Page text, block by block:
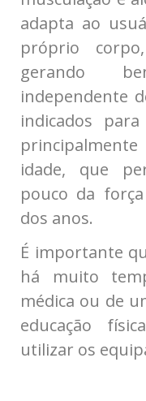
adapta ao
próprio
gerando
independente
indicados
principalmente
idade, que
pouco da
dos anos.
É importante
há muito
médica ou de
educação
utilizar os